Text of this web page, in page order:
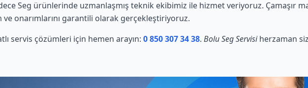
Seg ürünlerinde uzmanlaşmış teknik ekibimiz ile hizmet veriyoruz. Çamaşır
onarımlarını garantili olarak gerçekleştiriyoruz.
servis çözümleri için hemen arayın: 0 850 307 34 38. Bolu Seg Servisiherzaman